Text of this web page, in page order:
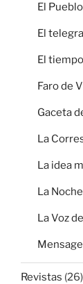
El
El
El tiempo
Faro de
Gaceta
La
La idea
La Noche
La Voz
Revistas (26)